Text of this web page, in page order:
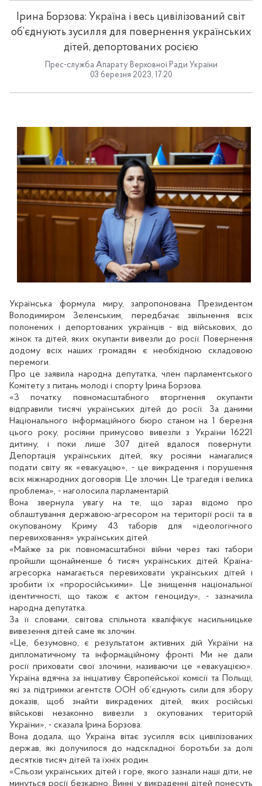
Ірина Борзова: Україна і весь цивілізований світ
об’єднують зусилля для повернення українських
дітей, депортованих росією
Прес-служба Апарату Верховної Ради України
03 березня 2023, 17:20
Українська формула миру, запропонована Президентом
Володимиром Зеленським, передбачає звільнення всіх
полонених і депортованих українців - від військових, до
жінок та дітей, яких окупанти вивезли до росії. Повернення
додому всіх наших громадян є необхідною складовою
перемоги.
Про це заявила народна депутатка, член парламентського
Комітету з питань молоді і спорту Ірина Борзова.
«З початку повномасштабного вторгнення окупанти
відправили тисячі українських дітей до росії. За даними
Національного інформаційного бюро станом на 1 березня
цього року, росіяни примусово вивезли з України 16221
дитину, і поки лише 307 дітей вдалося повернути.
Депортація українських дітей, яку росіяни намагалися
подати світу як «евакуацію», - це викрадення і порушення
всіх міжнародних договорів. Це злочин. Це трагедія і велика
проблема», - наголосила парламентарій.
Вона звернула увагу на те, що зараз відомо про
облаштування державою-агресором на території росії та в
окупованому Криму 43 таборів для «ідеологічного
перевиховання» українських дітей.
«Майже за рік повномасштабної війни через такі табори
пройшли щонайменше 6 тисяч українських дітей. Країна-
агресорка намагається перевиховати українських дітей і
зробити їх «проросійськими». Це знищення національної
ідентичності, що також є актом геноциду», - зазначила
народна депутатка.
За її словами, світова спільнота кваліфікує насильницьке
вивезення дітей саме як злочин.
«Це, безумовно, є результатом активних дій України на
дипломатичному та інформаційному фронті. Ми не дали
росії приховати свої злочини, називаючи це «евакуацією».
Україна вдячна за ініціативу Європейської комісії та Польщі,
які за підтримки агентств ООН об’єднують сили для збору
доказів, щоб знайти викрадених дітей, яких російські
військові незаконно вивезли з окупованих територій
України», - сказала Ірина Борзова.
Вона додала, що Україна вітає зусилля всіх цивілізованих
держав, які долучилося до надскладної боротьби за долі
десятків тисяч дітей та їхніх родин.
«Сльози українських дітей і горе, якого зазнали наші діти, не
минуться росії безкарно. Винні у викраденні дітей понесуть